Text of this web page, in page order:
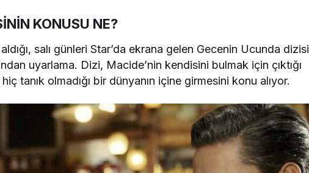
KONUSU NE?
salı günleri Star’da ekrana gelen Gecenin Ucunda dizisi
uyarlama. Dizi, Macide’nin kendisini bulmak için çıktığı
tanık olmadığı bir dünyanın içine girmesini konu alıyor.